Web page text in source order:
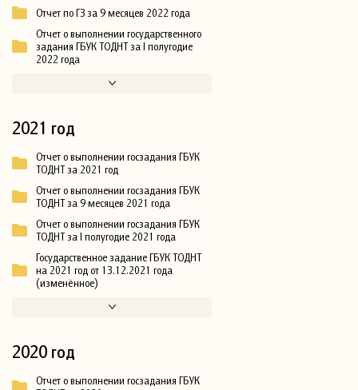
Отчет по ГЗ за 9 месяцев 2022 года
Отчет о выполнении государственного
задания ГБУК ТОДНТ за I полугодие
2022 года
2021 год
Отчет о выполнении госзадания ГБУК
ТОДНТ за 2021 год
Отчет о выполнении госзадания ГБУК
ТОДНТ за 9 месяцев 2021 года
Отчет о выполнении госзадания ГБУК
ТОДНТ за I полугодие 2021 года
Государственное задание ГБУК ТОДНТ
на 2021 год от 13.12.2021 года
(изменённое)
2020 год
Отчет о выполнении госзадания ГБУК